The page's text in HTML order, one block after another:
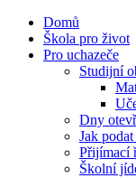
Domů
Škola pro život
Pro uchazeče
Studijní
Dny
Jak
Přijímací
Školní